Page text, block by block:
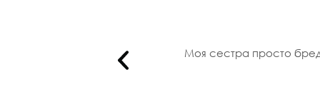
Моя сестра просто